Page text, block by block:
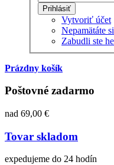
Prihlásiť
Vytvoriť účet
Nepamätáte
Zabudli ste
Prázdny košík
Poštovné zadarmo
nad 69,00 €
Tovar skladom
expedujeme do 24 hodín